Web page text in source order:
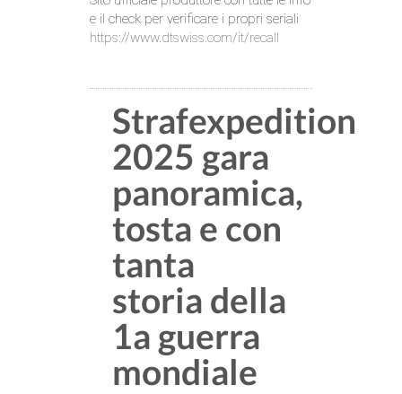
e il check per verificare i propri seriali
https://www.dtswiss.com/it/recall
Strafexpedition
2025 gara
panoramica,
tosta e con
tanta
storia della
1a guerra
mondiale